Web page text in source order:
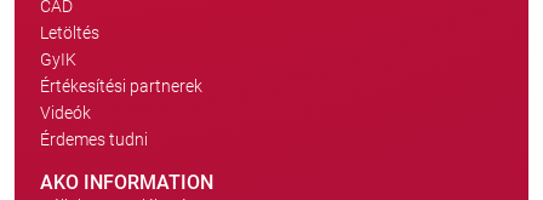
CAD
Letöltés
GyIK
Értékesítési partnerek
Videók
Érdemes tudni
AKO INFORMATION